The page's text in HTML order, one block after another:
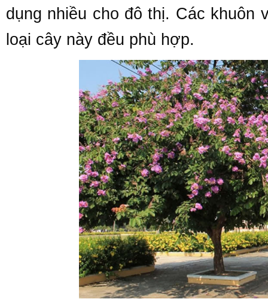
dụng nhiều cho đô thị. Các khuôn
loại cây này đều phù hợp.